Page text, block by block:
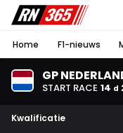
Home F1-nieuws
GP
START RACE 14 d
Kwalificatie